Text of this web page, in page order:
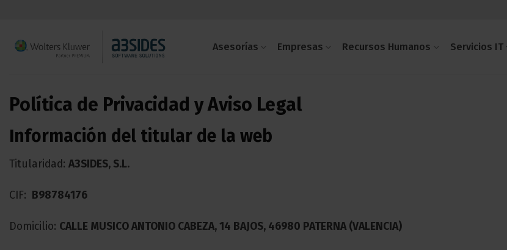
contenido
Asesorías Empresas Recursos Humanos Servicios IT
Política de Privacidad y Aviso Legal
Información del titular de la web
Titularidad: A3SIDES, S.L.
CIF: B98784176
Domicilio: CALLE MUSICO ANTONIO CABEZA, 14 BAJOS, 46980 PATERNA (VALENCIA)